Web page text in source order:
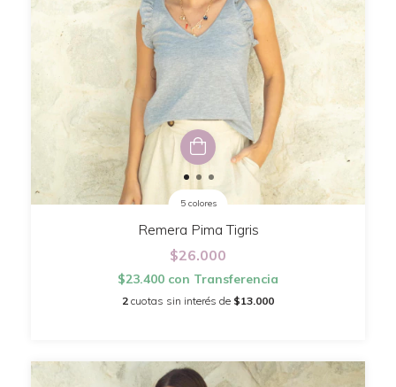
5 colores
Remera Pima Tigris
$26.000
$23.400 con Transferencia
2 cuotas sin interés de $13.000